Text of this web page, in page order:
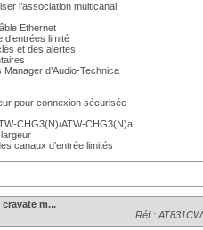
l’association multicanal.
Ethernet
limité
et des alertes
d’Audio-Technica
pour connexion sécurisée
CHG3(N)/ATW-CHG3(N)a .
canaux d’entrée limités
cravate m...
Réf : AT831CW